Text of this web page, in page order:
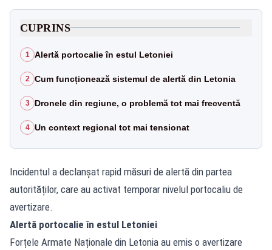
CUPRINS
1 Alertă portocalie în estul Letoniei
2 Cum funcționează sistemul de alertă din Letonia
3 Dronele din regiune, o problemă tot mai frecventă
4 Un context regional tot mai tensionat
Incidentul a declanșat rapid măsuri de alertă din partea
autorităților, care au activat temporar nivelul portocaliu de
avertizare.
Alertă portocalie în estul Letoniei
Forțele Armate Naționale din Letonia au emis o avertizare